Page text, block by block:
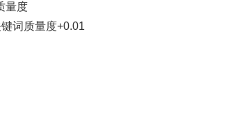
量度
词质量度+0.01